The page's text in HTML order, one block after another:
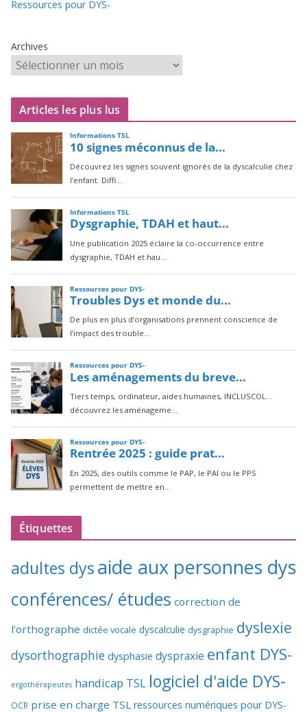
Ressources pour DYS-
Archives
Articles les plus lus
Étiquettes
adultes dysaide aux personnes dys
conférences/ études correction de
l'orthographe dictée vocale dyscalculie dysgraphie dyslexie
dysorthographie dysphasie dyspraxie enfant DYS-
ergothérapeutes handicap TSL logiciel d'aide DYS-
OCR prise en charge TSL ressources numériques pour DYS-